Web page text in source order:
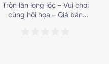
Tròn lăn long lóc – Vui chơi
cùng hội họa – Giá bán